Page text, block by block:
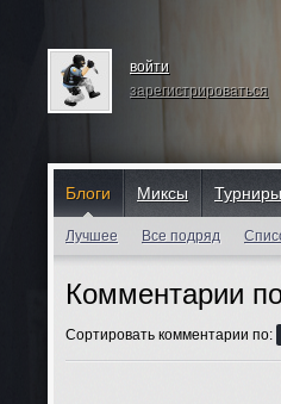
войти
зарегистрироваться
Блоги Миксы Турниры
Лучшее Все подряд
Комментарии
Сортировать комментарии по: